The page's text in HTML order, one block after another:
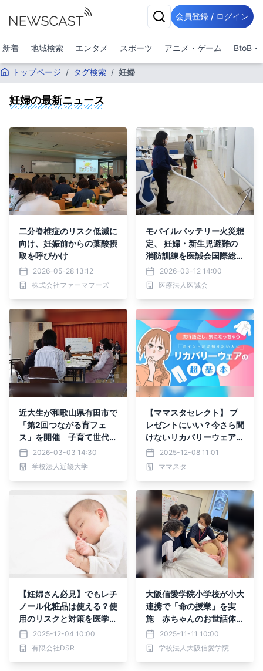
会員登録 / ログイン
新着 地域検索 エンタメ スポーツ アニメ・ゲーム BtoB・
トップページ / タグ検索 / 妊婦
妊婦の最新ニュース
二分脊椎症のリスク低減に
向け、妊娠前からの葉酸摂
取を呼びかけ
2026-05-28 13:12
株式会社ファーマフーズ
モバイルバッテリー火災想
定、 妊婦・新生児避難の
消防訓練を医誠会国際総合
病院で実施
2026-03-12 14:00
医療法人医誠会
近大生が和歌山県有田市で
「第2回つながる育フェ
ス」を開催 子育て世代や
出産を控えた妊婦の交流を
通して地域活性化に貢献
2026-03-03 14:30
学校法人近畿大学
【ママスタセレクト】 プ
レゼントにいい？今さら聞
けないリカバリーウェアの
疑問を解決！特集記事を配
信中
2025-12-08 11:01
ママスタ
【妊婦さん必見】でもレチ
ノール化粧品は使える？使
用のリスクと対策を医学博
士が解説2025-12-04 10:00
有限会社DSR
大阪信愛学院小学校が小大
連携で「命の授業」を実
施 赤ちゃんのお世話体験
や妊婦体験を通して命の尊
さを学ぶ
2025-11-11 10:00
学校法人大阪信愛学院